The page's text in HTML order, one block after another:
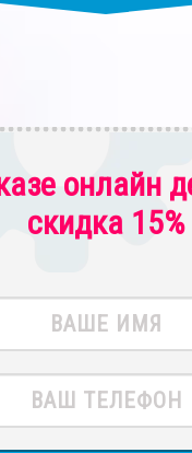
онлайн
скидка 15%